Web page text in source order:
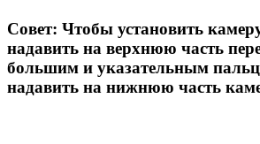
Совет: Чтобы установить
надавить на верхнюю часть
большим и указательным
надавить на нижнюю часть